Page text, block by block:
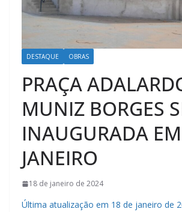
DESTAQUE OBRAS
PRAÇA
MUNIZ BORGES
INAUGURADA EM
JANEIRO
18 de janeiro de 2024
Última atualização em 18 de janeiro de